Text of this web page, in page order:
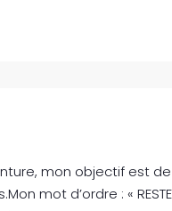
mon objectif est
d’ordre : « RESTEZ